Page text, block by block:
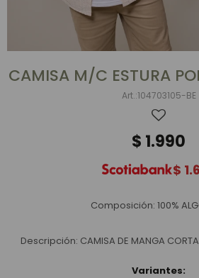
CAMISA M/C ESTURA
104703105-BE
$ 1.990
$
Composición: 100%
Descripción: CAMISA DE MANGA
Variantes: